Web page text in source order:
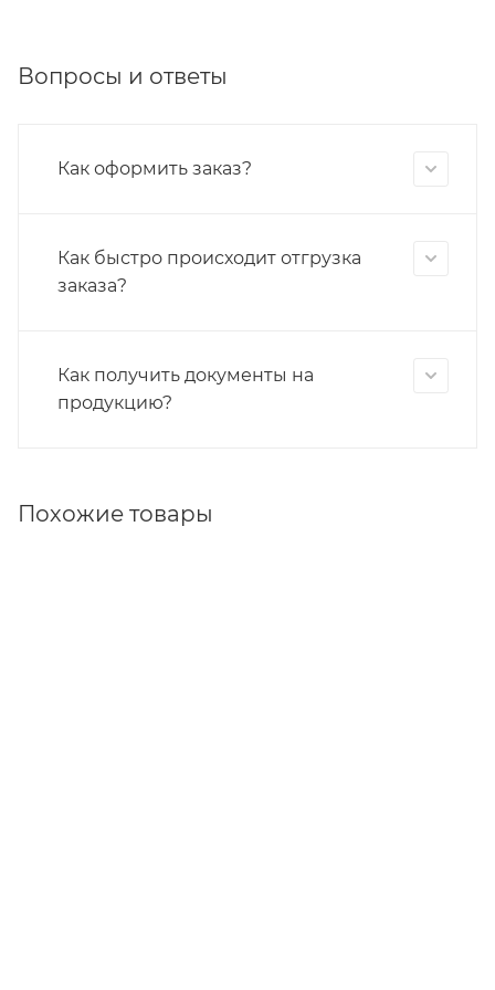
Вопросы и ответы
Как оформить заказ?
Как быстро происходит отгрузка
заказа?
Как получить документы на
продукцию?
Похожие товары